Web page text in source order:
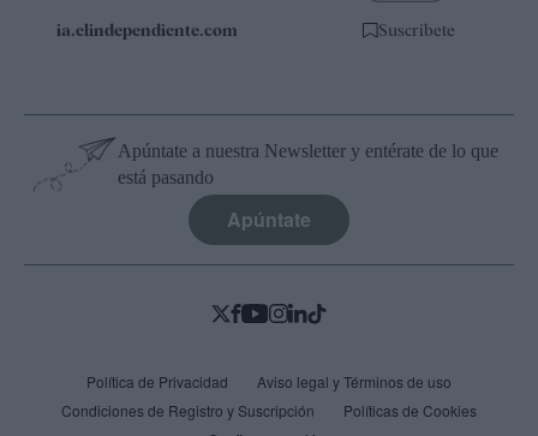
ia.elindependiente.com Suscríbete
Apúntate a nuestra Newsletter y entérate de lo que
está pasando
Apúntate
Política de Privacidad
Aviso legal y Términos de uso
Condiciones de Registro y Suscripción
Políticas de Cookies